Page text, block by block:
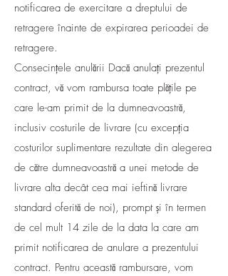
notificarea de exercitare a dreptului de
retragere înainte de expirarea perioadei de
retragere.
Consecințele anulării Dacă anulați prezentul
contract, vă vom rambursa toate plățile pe
care le-am primit de la dumneavoastră,
inclusiv costurile de livrare (cu excepția
costurilor suplimentare rezultate din alegerea
de către dumneavoastră a unei metode de
livrare alta decât cea mai ieftină livrare
standard oferită de noi), prompt și în termen
de cel mult 14 zile de la data la care am
primit notificarea de anulare a prezentului
contract. Pentru această rambursare, vom